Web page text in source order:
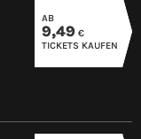
AB
9,49 €
TICKETS KAUFEN